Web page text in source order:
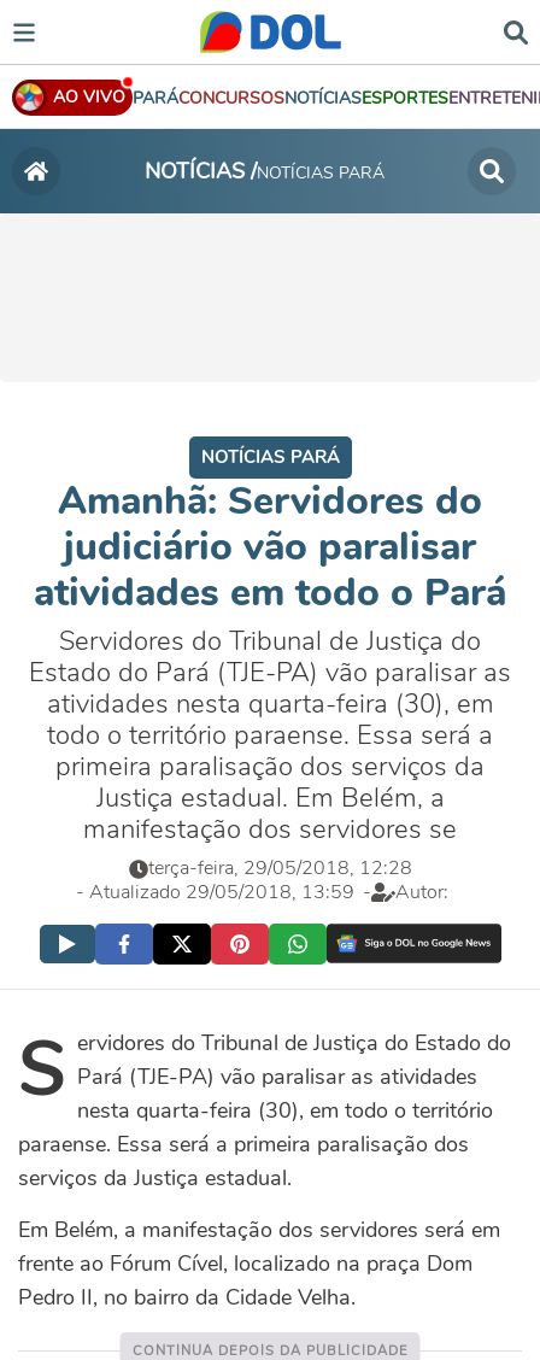
AO VIVO PARÁCONCURSOSNOTÍCIASESPORTES
NOTÍCIAS /NOTÍCIAS PARÁ
NOTÍCIAS PARÁ
Amanhã: Servidores do
judiciário vão paralisar
atividades em todo o Pará
Servidores do Tribunal de Justiça do
Estado do Pará (TJE-PA) vão paralisar as
atividades nesta quarta-feira (30), em
todo o território paraense. Essa será a
primeira paralisação dos serviços da
Justiça estadual. Em Belém, a
manifestação dos servidores se
terça-feira, 29/05/2018, 12:28
- Atualizado 29/05/2018, 13:59 - Autor:
Servidores do Tribunal de Justiça do Estado do
Pará (TJE-PA) vão paralisar as atividades
nesta quarta-feira (30), em todo o território
paraense. Essa será a primeira paralisação dos
serviços da Justiça estadual.
Em Belém, a manifestação dos servidores será em
frente ao Fórum Cível, localizado na praça Dom
Pedro II, no bairro da Cidade Velha.